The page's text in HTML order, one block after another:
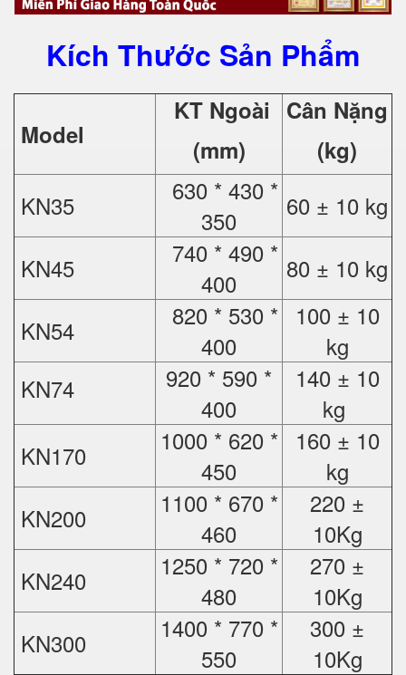
Kích Thước Sản Phẩm
Model
KT Ngoài
(mm)
Cân Nặng
(kg)
KN35
630 * 430 *
350
60 ± 10 kg
KN45
740 * 490 *
400
80 ± 10 kg
KN54
820 * 530 *
400
100 ± 10
kg
KN74
920 * 590 *
400
140 ± 10
kg
KN170
1000 * 620 *
450
160 ± 10
kg
KN200
1100 * 670 *
460
220 ±
10Kg
KN240
1250 * 720 *
480
270 ±
10Kg
KN300
1400 * 770 *
550
300 ±
10Kg